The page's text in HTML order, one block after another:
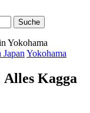
Yokohama
Kagga